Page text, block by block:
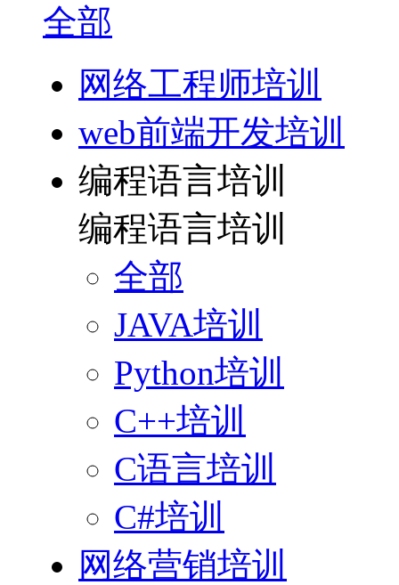
全部
网络工程师培训
web前端开发培训
编程语言培训
编程语言培训
全部
JAVA培训
Python培训
C++培训
C语言培训
C#培训
网络营销培训